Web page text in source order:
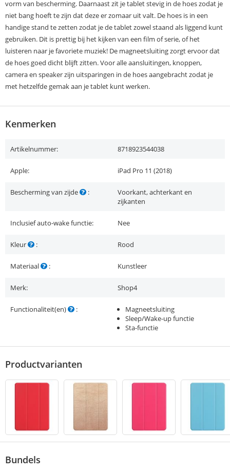
vorm van bescherming. Daarnaast zit je tablet stevig in de hoes zodat je
niet bang hoeft te zijn dat deze er zomaar uit valt. De hoes is in een
handige stand te zetten zodat je de tablet zowel staand als liggend kunt
gebruiken. Dit is prettig bij het kijken van een film of serie, of het
luisteren naar je favoriete muziek! De magneetsluiting zorgt ervoor dat
de hoes goed dicht blijft zitten. Voor alle aansluitingen, knoppen,
camera en speaker zijn uitsparingen in de hoes aangebracht zodat je
met hetzelfde gemak aan je tablet kunt werken.
Kenmerken
Artikelnummer: 8718923544038
Apple: iPad Pro 11 (2018)
Bescherming van zijde :
Voorkant, achterkant en
zijkanten
Inclusief auto-wake functie: Nee
Kleur : Rood
Materiaal : Kunstleer
Merk: Shop4
Functionaliteit(en) :
Magneetsluiting
Sleep/Wake-up functie
Sta-functie
Productvarianten
Bundels